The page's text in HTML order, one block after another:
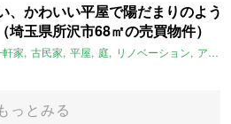
、かわいい平屋で陽だまりのよう
埼玉県所沢市68㎡の売買物件）
家 古民家 平屋 庭 リノベーション アメリカンハウス
っとみる